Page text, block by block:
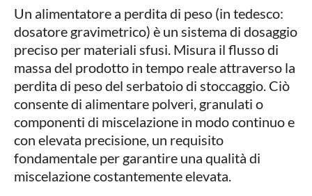
Un alimentatore a perdita di peso (in tedesco:
dosatore gravimetrico) è un sistema di dosaggio
preciso per materiali sfusi. Misura il flusso di
massa del prodotto in tempo reale attraverso la
perdita di peso del serbatoio di stoccaggio. Ciò
consente di alimentare polveri, granulati o
componenti di miscelazione in modo continuo e
con elevata precisione, un requisito
fondamentale per garantire una qualità di
miscelazione costantemente elevata.